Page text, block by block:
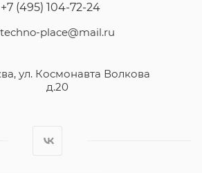
+7 (495) 104-72-24
techno-place@mail.ru
ул. Космонавта Волкова
д.20